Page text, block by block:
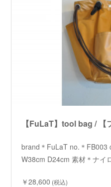
【FuLaT】tool bag /
brand＊FuLaT no.＊FB003
W38cm D24cm 素材＊ナイ
￥28,600 (税込)